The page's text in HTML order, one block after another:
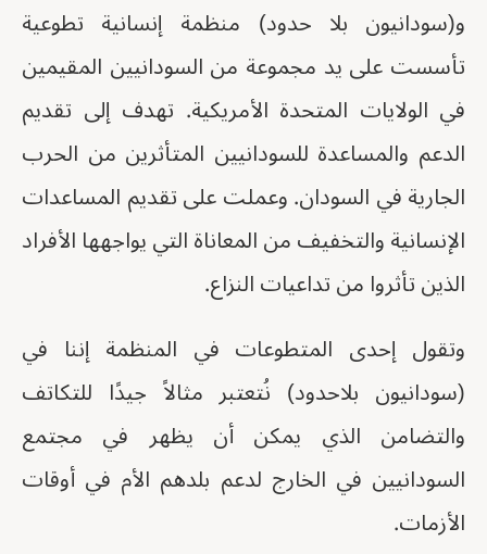
و(سودانيون بلا حدود) منظمة إنسانية تطوعية
تأسست على يد مجموعة من السودانيين المقيمين
في الولايات المتحدة الأمريكية. تهدف إلى تقديم
الدعم والمساعدة للسودانيين المتأثرين من الحرب
الجارية في السودان. وعملت على تقديم المساعدات
الإنسانية والتخفيف من المعاناة التي يواجهها الأفراد
الذين تأثروا من تداعيات النزاع.
وتقول إحدى المتطوعات في المنظمة إننا في
(سودانيون بلاحدود) نُتعتبر مثالاً جيدًا للتكاتف
والتضامن الذي يمكن أن يظهر في مجتمع
السودانيين في الخارج لدعم بلدهم الأم في أوقات
الأزمات.